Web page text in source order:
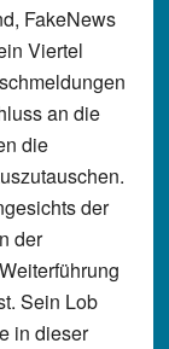
FakeNews
Viertel
an die
die
der
der
Sein Lob
in dieser